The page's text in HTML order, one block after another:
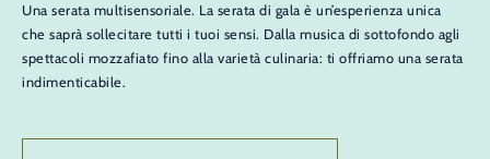
Una serata multisensoriale. La serata di gala è un’esperienza unica
che saprà sollecitare tutti i tuoi sensi. Dalla musica di sottofondo agli
spettacoli mozzafiato fino alla varietà culinaria: ti offriamo una serata
indimenticabile.